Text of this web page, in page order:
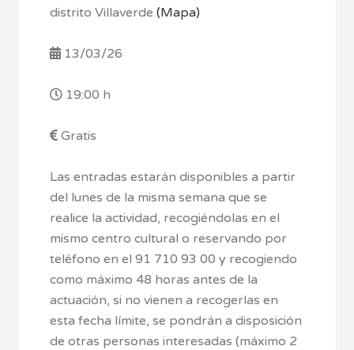
distrito Villaverde(Mapa)
13/03/26
19:00 h
Gratis
Las entradas estarán disponibles a partir
del lunes de la misma semana que se
realice la actividad, recogiéndolas en el
mismo centro cultural o reservando por
teléfono en el 91 710 93 00 y recogiendo
como máximo 48 horas antes de la
actuación, si no vienen a recogerlas en
esta fecha límite, se pondrán a disposición
de otras personas interesadas (máximo 2